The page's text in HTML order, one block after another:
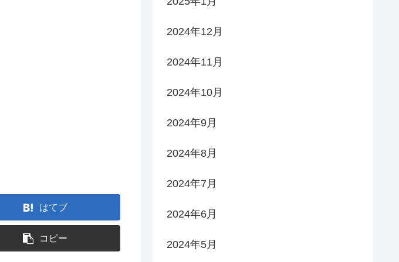
はてブ
コピー
2024年12月
2024年11月
2024年10月
2024年9月
2024年8月
2024年7月
2024年6月
2024年5月